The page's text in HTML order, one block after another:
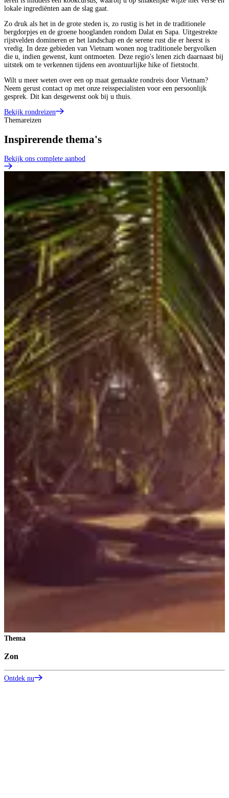
lokale ingrediënten aan de slag gaat.
Zo druk als het in de grote steden is, zo rustig is het in de traditionele
bergdorpjes en de groene hooglanden rondom Dalat en Sapa. Uitgestrekte
rijstvelden domineren er het landschap en de serene rust die er heerst is
vredig. In deze gebieden van Vietnam wonen nog traditionele bergvolken
die u, indien gewenst, kunt ontmoeten. Deze regio's lenen zich daarnaast bij
uitstek om te verkennen tijdens een avontuurlijke hike of fietstocht.
Wilt u meer weten over een op maat gemaakte rondreis door Vietnam?
Neem gerust contact op met onze reisspecialisten voor een persoonlijk
gesprek. Dit kan desgewenst ook bij u thuis.
Bekijk rondreizen
Themareizen
Inspirerende thema's
Bekijk ons complete aanbod
Thema
Zon
Ontdek nu